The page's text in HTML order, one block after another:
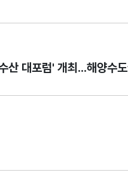
대포럼' 개최...해양수